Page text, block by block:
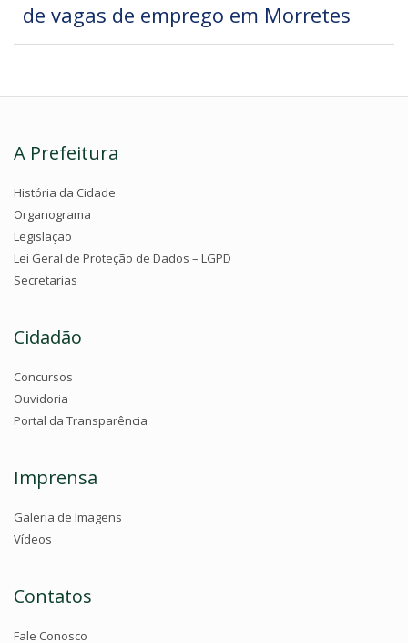
de vagas de emprego em Morretes
A Prefeitura
História da Cidade
Organograma
Legislação
Lei Geral de Proteção de Dados – LGPD
Secretarias
Cidadão
Concursos
Ouvidoria
Portal da Transparência
Imprensa
Galeria de Imagens
Vídeos
Contatos
Fale Conosco